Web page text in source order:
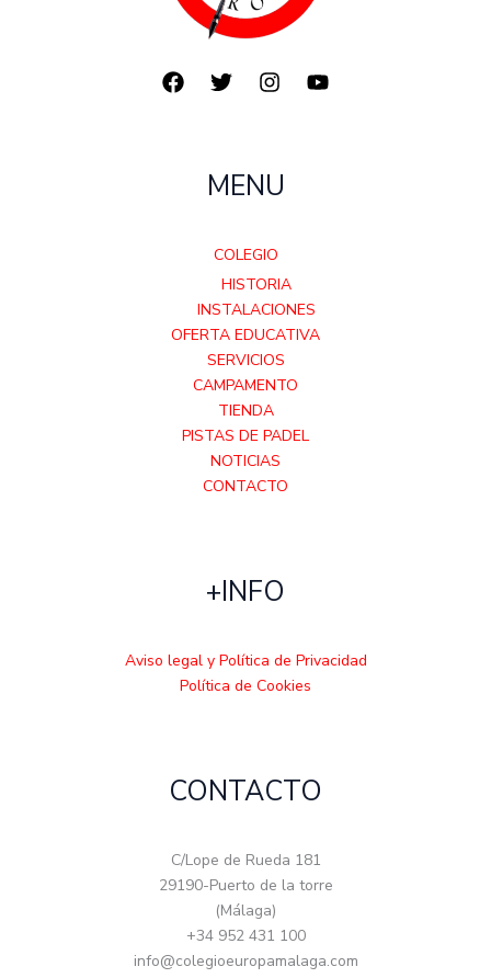
MENU
COLEGIO
HISTORIA
INSTALACIONES
OFERTA EDUCATIVA
SERVICIOS
CAMPAMENTO
TIENDA
PISTAS DE PADEL
NOTICIAS
CONTACTO
+INFO
Aviso legal y Política de Privacidad
Política de Cookies
CONTACTO
C/Lope de Rueda 181
29190-Puerto de la torre
(Málaga)
+34 952 431 100
info@colegioeuropamalaga.com